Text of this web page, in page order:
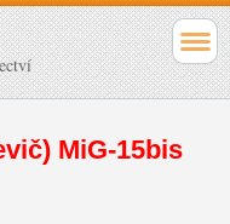
MiG-15bis